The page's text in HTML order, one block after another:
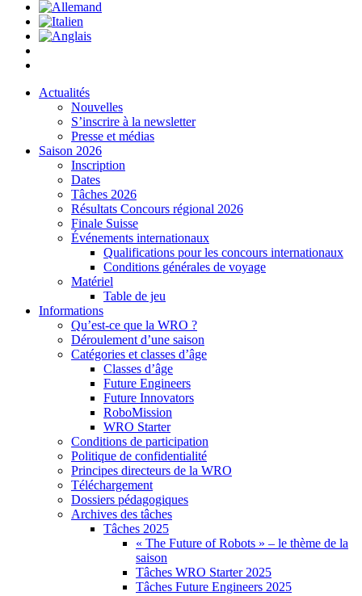
Actualités
Nouvelles
S’inscrire à la newsletter
Presse et médias
Saison 2026
Inscription
Dates
Tâches 2026
Résultats Concours régional 2026
Finale Suisse
Événements internationaux
Qualifications pour les concours internationaux
Conditions générales de voyage
Matériel
Table de jeu
Informations
Qu’est-ce que la WRO ?
Déroulement d’une saison
Catégories et classes d’âge
Classes d’âge
Future Engineers
Future Innovators
RoboMission
WRO Starter
Conditions de participation
Politique de confidentialité
Principes directeurs de la WRO
Téléchargement
Dossiers pédagogiques
Archives des tâches
Tâches 2025
« The Future of Robots » – le thème de la
saison
Tâches WRO Starter 2025
Tâches Future Engineers 2025